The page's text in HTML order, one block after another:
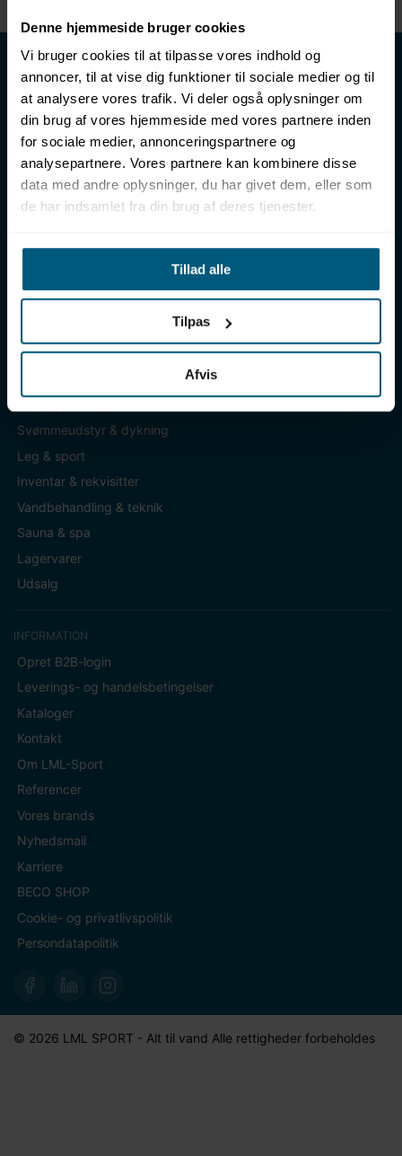
Denne hjemmeside bruger cookies
Vi bruger cookies til at tilpasse vores indhold og
annoncer, til at vise dig funktioner til sociale medier og til
at analysere vores trafik. Vi deler også oplysninger om
din brug af vores hjemmeside med vores partnere inden
for sociale medier, annonceringspartnere og
analysepartnere. Vores partnere kan kombinere disse
data med andre oplysninger, du har givet dem, eller som
de har indsamlet fra din brug af deres tjenester.
Tillad alle
Tilpas
Afvis
LML SPORT - Alt til vand
LML SPORT er en engrosforhandler af alt til vand. Vores
sortiment omfatter f.eks. badetøj, svømmeudstyr, udstyr til
vandleg og vandsport, vandbehandling og teknik samt inventar
til vådrum, sauna & spa. Vores kunder er bl.a. svømmehaller,
badelande, friluftsbade, campingpladser, feriecentre,
idrætshaller og skoler. Vælg os som din leverandør, fordi vi har
over 50 års erfaring i branchen og tilbyder den højeste
info@lml-sport.dk
Svømmeudstyr & dykning
Leg & sport
Inventar & rekvisitter
Vandbehandling & teknik
Sauna & spa
Lagervarer
Udsalg
INFORMATION
Opret B2B-login
Leverings- og handelsbetingelser
Kataloger
Kontakt
Om LML-Sport
Referencer
Vores brands
Nyhedsmail
Karriere
BECO SHOP
Cookie- og privatlivspolitik
Persondatapolitik
© 2026 LML SPORT - Alt til vand Alle rettigheder forbeholdes